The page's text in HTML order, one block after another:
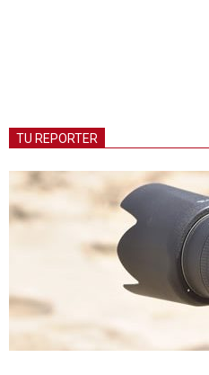
TU REPORTER